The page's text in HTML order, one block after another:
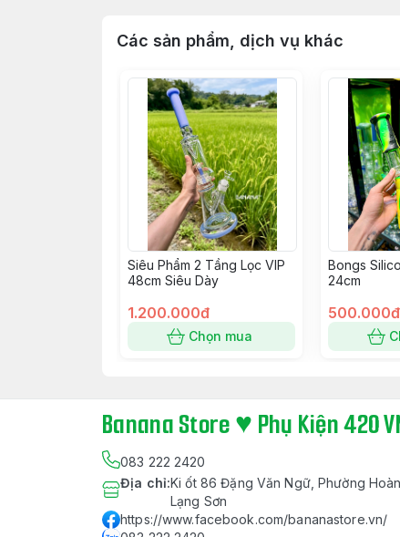
Các sản phẩm, dịch vụ khác
Siêu Phẩm 2 Tầng Lọc VIP
48cm Siêu Dày
1.200.000đ
Chọn mua
Bongs
24cm
500.000đ
Banana Store ♥ Phụ Kiện 420
083 222 2420
Địa chỉ:Ki ốt 86 Đặng Văn Ngữ, Phường
Lạng Sơn
https://www.facebook.com/bananastore.vn/